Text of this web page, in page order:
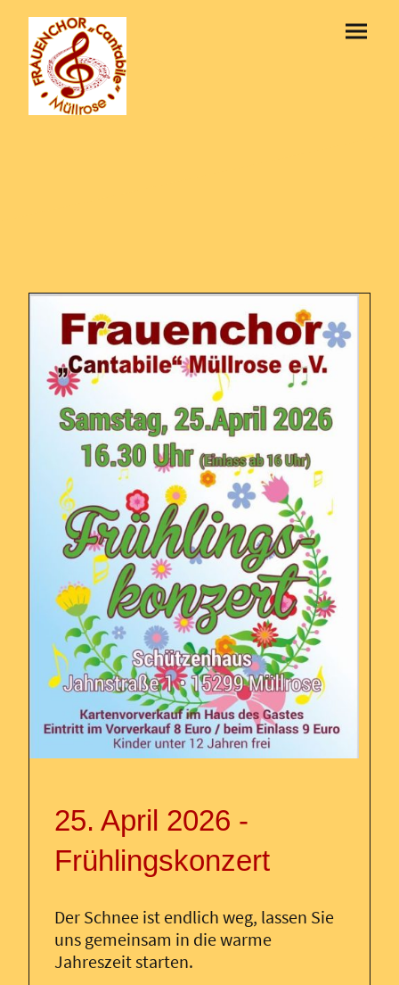
25. April 2026 -
Frühlingskonzert
Der Schnee ist endlich weg, lassen Sie
uns gemeinsam in die warme
Jahreszeit starten.